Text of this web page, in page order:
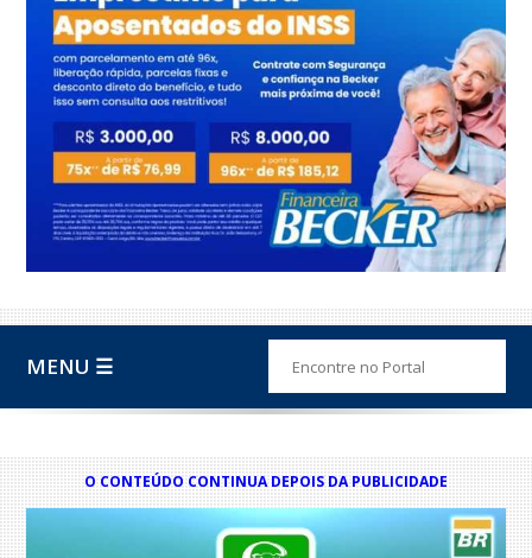
MENU ☰
O CONTEÚDO CONTINUA DEPOIS DA PUBLICIDADE